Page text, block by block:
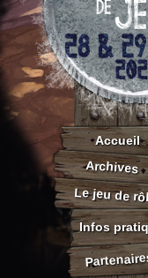
Accueil
Archives
Le jeu de
Infos